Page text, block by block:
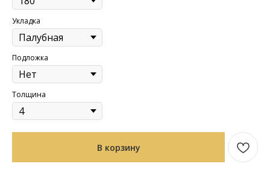
Укладка
Подложка
Толщина
В корзину